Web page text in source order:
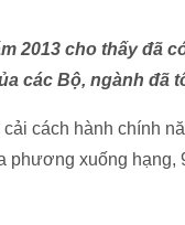
2013 cho thấy đã
các Bộ, ngành đã
cách hành chính
phương xuống